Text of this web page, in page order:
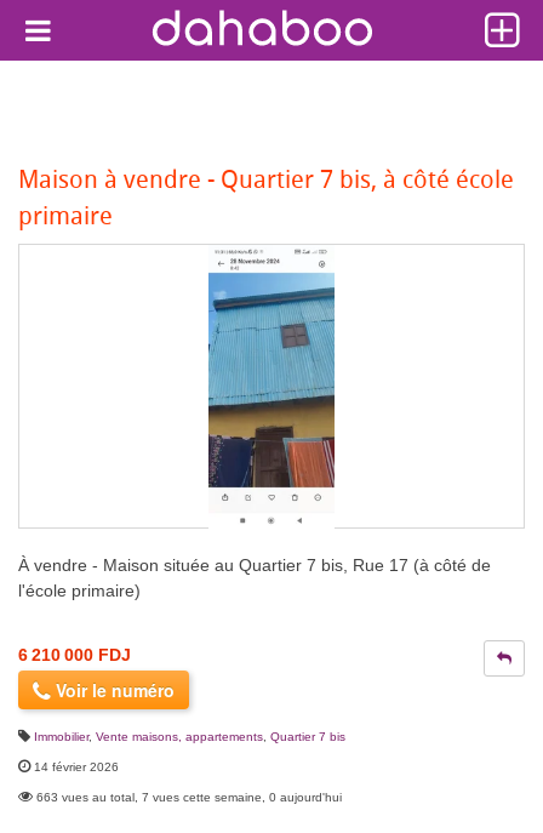
Maison à vendre - Quartier 7 bis, à côté école
primaire
À vendre - Maison située au Quartier 7 bis, Rue 17 (à côté de
l'école primaire)
6 210 000 FDJ
Voir le numéro
Immobilier, Vente maisons, appartements Quartier 7 bis
14 février 2026
663 vues au total, 7 vues cette semaine, 0 aujourd'hui